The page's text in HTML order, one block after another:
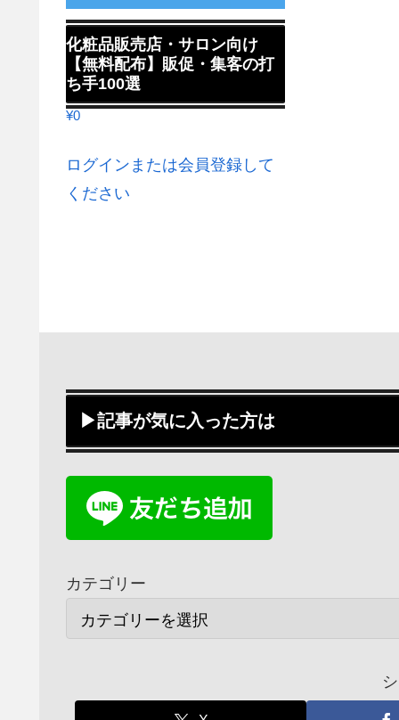
化粧品販売店・サロン向け
【無料配布】販促・集客の打
ち手100選
¥0
ログインまたは会員登録して
ください
▶記事が気に入った方は
カテゴリー